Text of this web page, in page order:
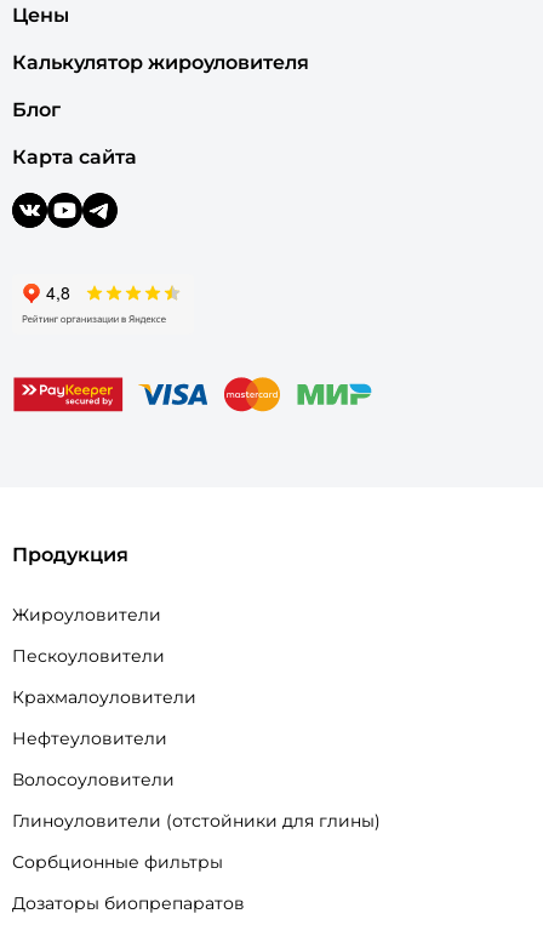
Цены
Калькулятор жироуловителя
Блог
Карта сайта
Продукция
Жироуловители
Пескоуловители
Крахмалоуловители
Нефтеуловители
Волосоуловители
Глиноуловители (отстойники для глины)
Сорбционные фильтры
Дозаторы биопрепаратов